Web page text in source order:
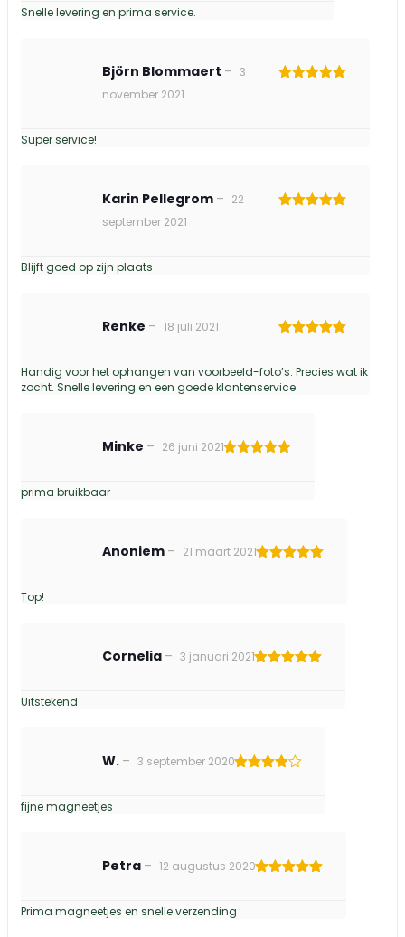
Snelle levering en prima service.
Björn Blommaert – 3
november 2021
Super service!
Karin Pellegrom – 22
september 2021
Blijft goed op zijn plaats
Renke – 18 juli 2021
Handig voor het ophangen van voorbeeld-foto’s. Precies wat ik
zocht. Snelle levering en een goede klantenservice.
Minke – 26 juni 2021
prima bruikbaar
Anoniem – 21 maart 2021
Top!
Cornelia – 3 januari 2021
Uitstekend
W. – 3 september 2020
fijne magneetjes
Petra – 12 augustus 2020
Prima magneetjes en snelle verzending